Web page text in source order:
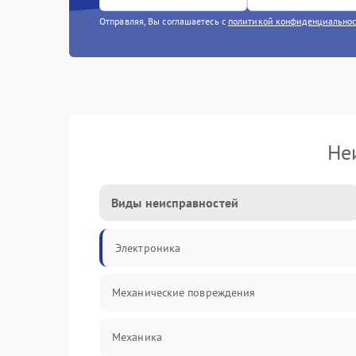
Отправляя, Вы соглашаетесь с политикой
Виды неисправностей
Электроника
Механические повреждения
Механика